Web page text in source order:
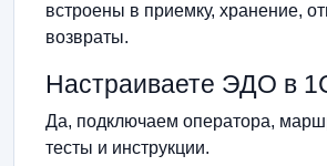
встроены в приемку, хранение,
возвраты.
Настраиваете ЭДО в
Да, подключаем оператора,
тесты и инструкции.